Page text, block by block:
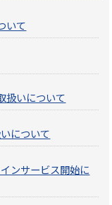
いて
扱いについて
について
ンサービス開始に